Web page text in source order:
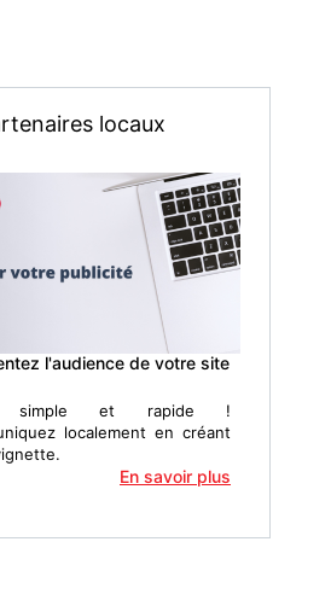
locaux
l'audience de votre site
simple et rapide !
localement en créant
En savoir plus